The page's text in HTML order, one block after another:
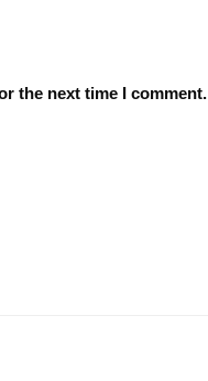
the next time I comment.